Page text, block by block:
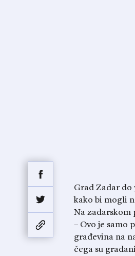
Grad Zadar do
kako bi mogli
Na zadarskom
– Ovo je samo
građevina na
čega su